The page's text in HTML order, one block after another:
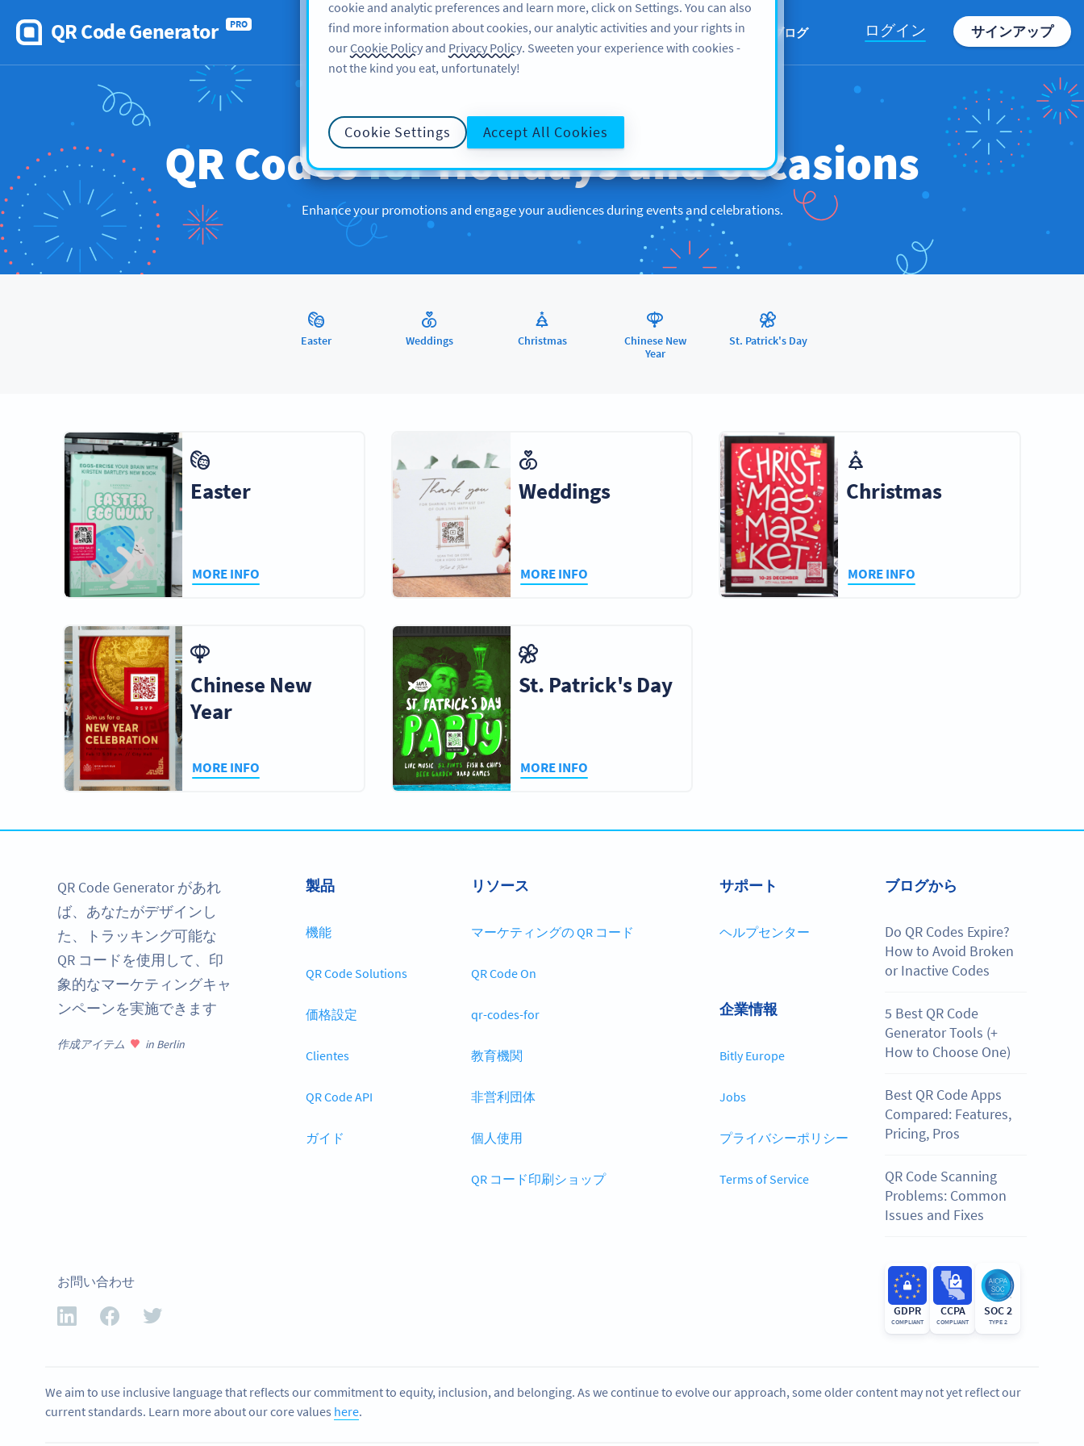
QR Code Generator PRO
製品 リソース サポート 企業情報 ブログ ログイン サインアップ
QR CODES FOR
QR CodesforHolidays and Occasions
Enhance your promotions and engage your audiences during events and celebrations.
Easter Weddings Christmas
Chinese New
Year
St. Patrick's Day
Easter
MORE INFO
Weddings
MORE INFO
Christmas
MORE INFO
Chinese New
Year
MORE INFO
St. Patrick's Day
MORE INFO
QR Code Generator があれ
ば、あなたがデザインし
た、トラッキング可能な
QR コードを使用して、印
象的なマーケティングキャ
ンペーンを実施できます
作成アイテム in Berlin
お問い合わせ
製品
機能
QR Code Solutions
価格設定
Clientes
QR Code API
ガイド
リソース
マーケティングの QR コード
QR Code On
qr-codes-for
教育機関
非営利団体
個人使用
QR コード印刷ショップ
サポート
ヘルプセンター
企業情報
Bitly Europe
Jobs
プライバシーポリシー
Terms of Service
ブログから
Do QR Codes Expire?
How to Avoid Broken
or Inactive Codes
5 Best QR Code
Generator Tools (+
How to Choose One)
Best QR Code Apps
Compared: Features,
Pricing, Pros
QR Code Scanning
Problems: Common
Issues and Fixes
GDPR
COMPLIANT
CCPA
COMPLIANT
SOC 2
TYPE 2
We aim to use inclusive language that reflects our commitment to equity, inclusion, and belonging. As we continue to evolve our approach, some older content may not yet reflect our
current standards. Learn more about our core values here.
cookie and analytic preferences and learn more, click on Settings. You can also
find more information about cookies, our analytic activities and your rights in
ourCookie Policy and Privacy Policy. Sweeten your experience with cookies -
not the kind you eat, unfortunately!
Cookie Settings Accept All Cookies